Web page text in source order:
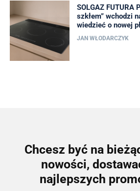
SOLGAZ FUTURA
szkłem” wchodzi
wiedzieć o nowej
JAN WŁODARCZYK
Chcesz być na
nowości,
najlepszych